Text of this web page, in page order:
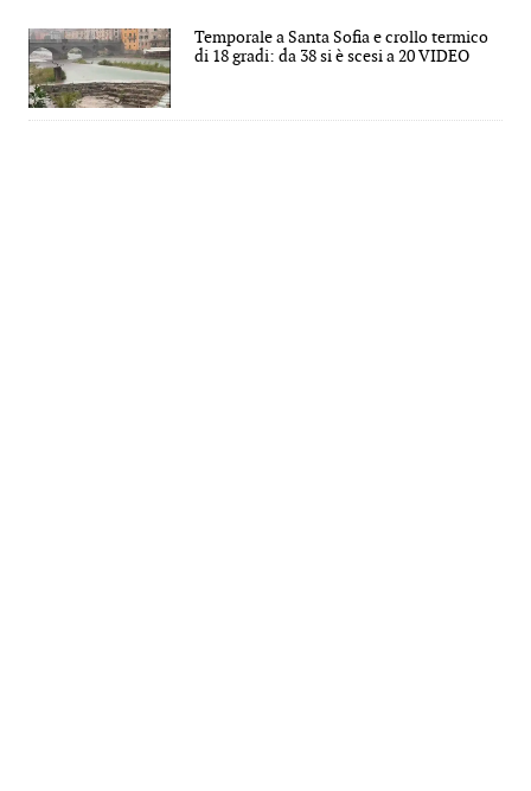
Temporale a Santa Sofia e crollo termico
di 18 gradi: da 38 si è scesi a 20 VIDEO